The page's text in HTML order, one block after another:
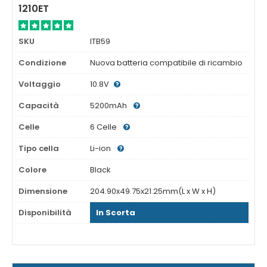
1210ET
SKU
ITB59
Condizione
Nuova batteria compatibile di ricambio
Voltaggio
10.8V
Capacità
5200mAh
Celle
6 Celle
Tipo cella
Li-ion
Colore
Black
Dimensione
204.90x49.75x21.25mm(L x W x H)
Disponibilità
In Scorta